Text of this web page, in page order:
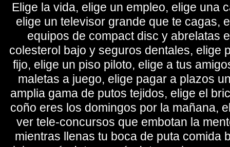
Elige la vida, elige un empleo, elige una
elige un televisor grande que te cagas,
equipos de compact disc y abrelatas
colesterol bajo y seguros dentales, elige
fijo, elige un piso piloto, elige a tus
maletas a juego, elige pagar a plazos
amplia gama de putos tejidos, elige el
coño eres los domingos por la mañana,
ver tele-concursos que embotan la
mientras llenas tu boca de puta comida